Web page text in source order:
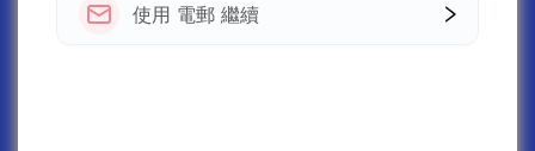
使用 電郵 繼續